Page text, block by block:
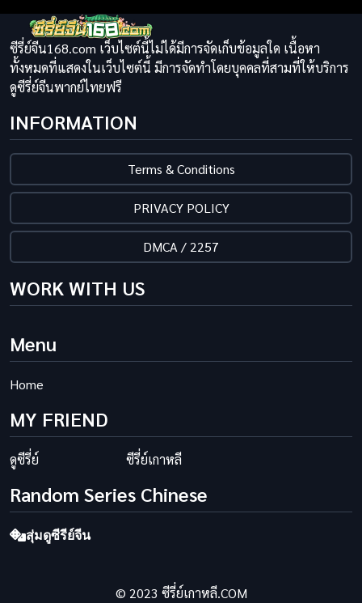
ซีรี่ย์จีน168.com เว็บไซต์นี้ไม่ได้มีการจัดเก็บข้อมูลใด เนื้อหา
ทั้งหมดที่แสดงในเว็บไซต์นี้ มีการจัดทำโดยบุคคลที่สามที่ให้บริการ
ดูซีรี่ย์จีนพากย์ไทยฟรี
INFORMATION
Terms & Conditions
PRIVACY POLICY
DMCA / 2257
WORK WITH US
Menu
Home
MY FRIEND
ดูซีรี่ย์ ซีรี่ย์เกาหลี
Random Series Chinese
สุ่มดูซีรีย์จีน
© 2023 ซีรี่ย์เกาหลี.COM